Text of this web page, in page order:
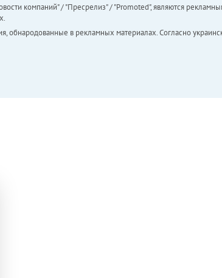
компаний" / "Пресрелиз" / "Promoted", являются
обнародованные в рекламных материалах. Согласно